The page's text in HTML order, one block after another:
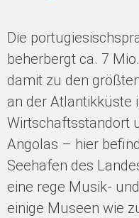
Die
beherbergt ca. 7
damit zu den
an der Atlantikküste
Wirtschaftsstandort
Angolas – hier
Seehafen des
eine rege Musik-
einige Museen wie